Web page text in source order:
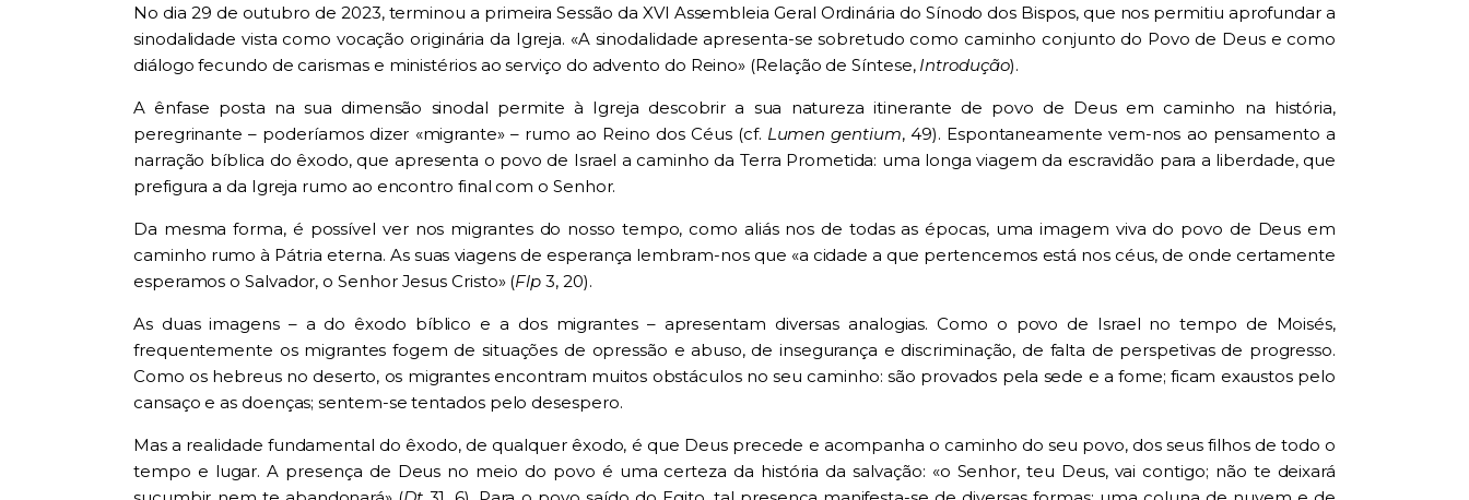
No dia 29 de outubro de 2023, terminou a primeira Sessão da XVI Assembleia Geral Ordinária do Sínodo dos Bispos, que nos permitiu aprofundar a
sinodalidade vista como vocação originária da Igreja. «A sinodalidade apresenta-se sobretudo como caminho conjunto do Povo de Deus e como
diálogo fecundo de carismas e ministérios ao serviço do advento do Reino» (Relação de Síntese, Introdução).
A ênfase posta na sua dimensão sinodal permite à Igreja descobrir a sua natureza itinerante de povo de Deus em caminho na história,
peregrinante – poderíamos dizer «migrante» – rumo ao Reino dos Céus (cf. Lumen gentium, 49). Espontaneamente vem-nos ao pensamento a
narração bíblica do êxodo, que apresenta o povo de Israel a caminho da Terra Prometida: uma longa viagem da escravidão para a liberdade, que
prefigura a da Igreja rumo ao encontro final com o Senhor.
Da mesma forma, é possível ver nos migrantes do nosso tempo, como aliás nos de todas as épocas, uma imagem viva do povo de Deus em
caminho rumo à Pátria eterna. As suas viagens de esperança lembram-nos que «a cidade a que pertencemos está nos céus, de onde certamente
esperamos o Salvador, o Senhor Jesus Cristo» (Flp 3, 20).
As duas imagens – a do êxodo bíblico e a dos migrantes – apresentam diversas analogias. Como o povo de Israel no tempo de Moisés,
frequentemente os migrantes fogem de situações de opressão e abuso, de insegurança e discriminação, de falta de perspetivas de progresso.
Como os hebreus no deserto, os migrantes encontram muitos obstáculos no seu caminho: são provados pela sede e a fome; ficam exaustos pelo
cansaço e as doenças; sentem-se tentados pelo desespero.
Mas a realidade fundamental do êxodo, de qualquer êxodo, é que Deus precede e acompanha o caminho do seu povo, dos seus filhos de todo o
tempo e lugar. A presença de Deus no meio do povo é uma certeza da história da salvação: «o Senhor, teu Deus, vai contigo; não te deixará